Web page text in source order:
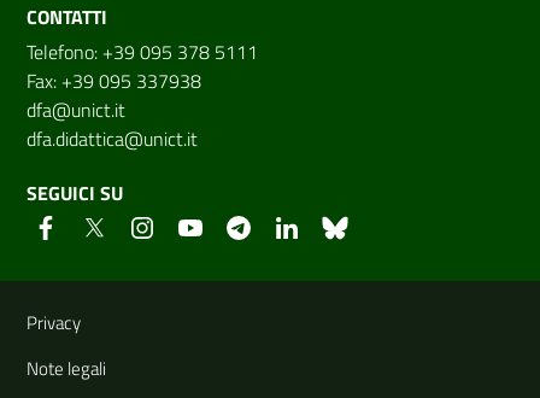
CONTATTI
Telefono: +39 095 378 5111
Fax: +39 095 337938
dfa@unict.it
dfa.didattica@unict.it
SEGUICI SU
Link e informazioni utili
Privacy
Note legali